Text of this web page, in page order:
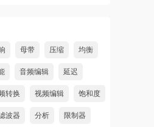
母带 压缩 均衡
音频编辑 延迟
转换 视频编辑 饱和度
波器 分析 限制器